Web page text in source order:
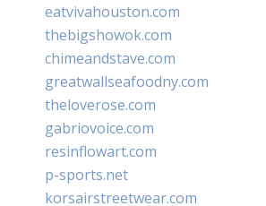
eatvivahouston.com
thebigshowok.com
chimeandstave.com
greatwallseafoodny.com
theloverose.com
gabriovoice.com
resinflowart.com
p-sports.net
korsairstreetwear.com